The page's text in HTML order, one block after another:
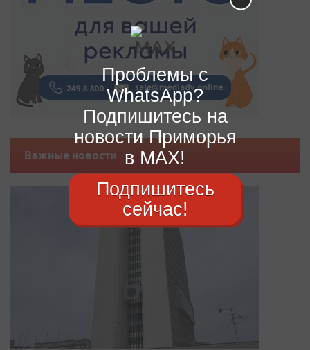
Важные новости
Проблемы с
WhatsApp?
Подпишитесь на
новости Приморья
в MAX!
Подпишитесь
сейчас!